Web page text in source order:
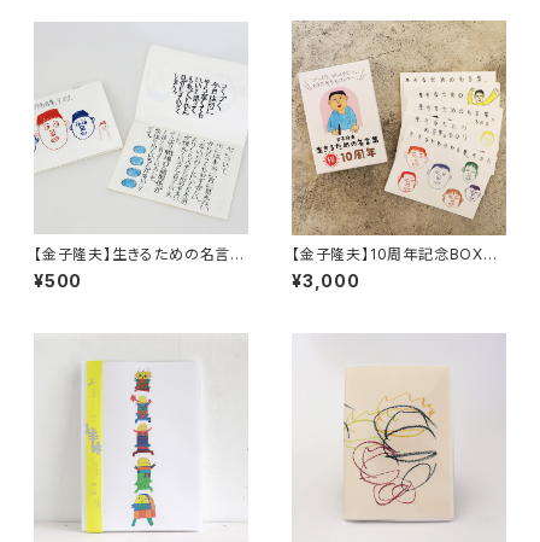
【金子隆夫】生きるための名言
集。その２
¥500
【金子隆夫】10周年記念BOX／
金子隆夫 生きるための名言集。
その6〜10
¥3,000